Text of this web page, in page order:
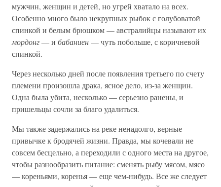
мужчин, женщин и детей, но угрей хватало на всех.
Особенно много было некрупных рыбок с голубоватой
спинкой и белым брюшком — австралийцы называют их
мордонг— и бабаниен— чуть побольше, с коричневой
спинкой.
Через несколько дней после появления третьего по счету
племени произошла драка, ясное дело, из-за женщин.
Одна была убита, несколько — серьезно ранены, и
пришельцы сочли за благо удалиться.
Мы также задержались на реке ненадолго, верные
привычке к бродячей жизни. Правда, мы кочевали не
совсем бесцельно, а переходили с одного места на другое,
чтобы разнообразить питание: сменять рыбу мясом, мясо
— кореньями, коренья — еще чем-нибудь. Все же следует